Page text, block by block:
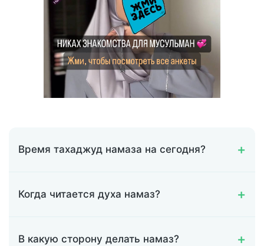
Время тахаджуд намаза на сегодня?
Когда читается духа намаз?
В какую сторону делать намаз?